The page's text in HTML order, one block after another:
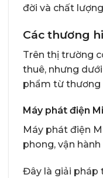
đời và chất
Các thương
Trên thị trường
thuê, nhưng
phẩm từ thương
Máy phát điện
Máy phát điện
phong, vận
Đây là giải pháp